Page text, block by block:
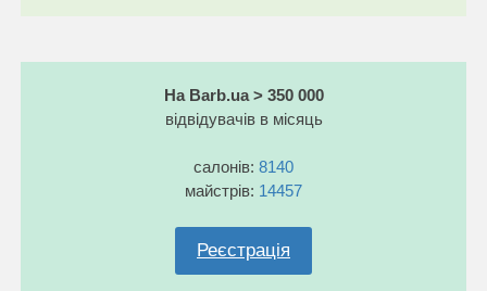
На Barb.ua > 350 000
відвідувачів в місяць
салонів: 8140
майстрів: 14457
Реєстрація